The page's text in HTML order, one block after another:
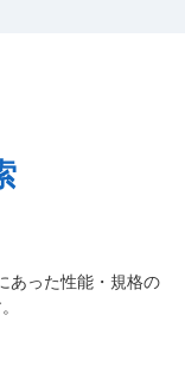
あった性能・規格の